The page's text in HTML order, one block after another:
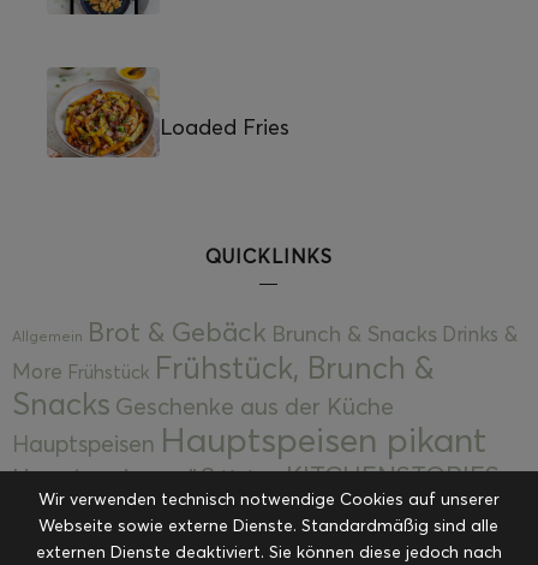
Loaded Fries
QUICKLINKS
Allgemein Brot & Gebäck Brunch & Snacks Drinks &
More Frühstück Frühstück, Brunch &
Snacks Geschenke aus der Küche
Hauptspeisen Hauptspeisen pikant
Hauptspeisen süßKekseKITCHENSTORIES
Kuchen, Torten & Desserts Kuchen und
Desserts Kulinarik Kulinarische Mitbringsel &
Wir verwenden technisch notwendige Cookies auf unserer
Webseite sowie externe Dienste. Standardmäßig sind alle
externen Dienste deaktiviert. Sie können diese jedoch nach